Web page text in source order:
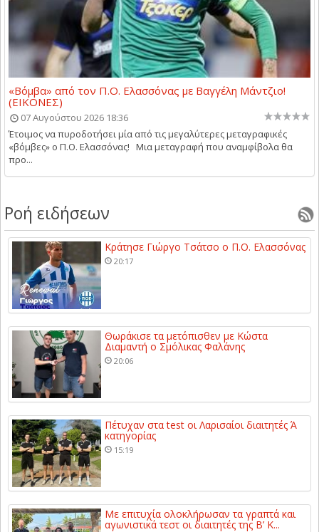
«Βόμβα» από τον Π.Ο. Ελασσόνας με Βαγγέλη Μάντζιο!
(ΕΙΚΟΝΕΣ)
07 Αυγούστου 2026 18:36
Έτοιμος να πυροδοτήσει μία από τις μεγαλύτερες μεταγραφικές
«βόμβες» ο Π.Ο. Ελασσόνας! Μια μεταγραφή που αναμφίβολα θα
προ...
Ροή ειδήσεων
Κράτησε Γιώργο Τσάτσο ο Π.Ο. Ελασσόνας
20:17
Θωράκισε τα μετόπισθεν με Κώστα
Διαμαντή ο Σμόλικας Φαλάνης
20:06
Πέτυχαν στα test οι Λαρισαίοι διαιτητές Ά
κατηγορίας
15:19
Με επιτυχία ολοκλήρωσαν τα γραπτά και
αγωνιστικά τεστ οι διαιτητές της Β’ Κ...